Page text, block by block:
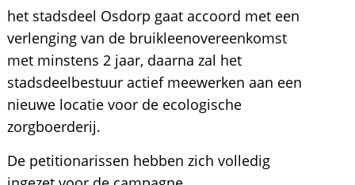
het stadsdeel Osdorp gaat accoord met een
verlenging van de bruikleenovereenkomst
met minstens 2 jaar, daarna zal het
stadsdeelbestuur actief meewerken aan een
nieuwe locatie voor de ecologische
zorgboerderij.
De petitionarissen hebben zich volledig